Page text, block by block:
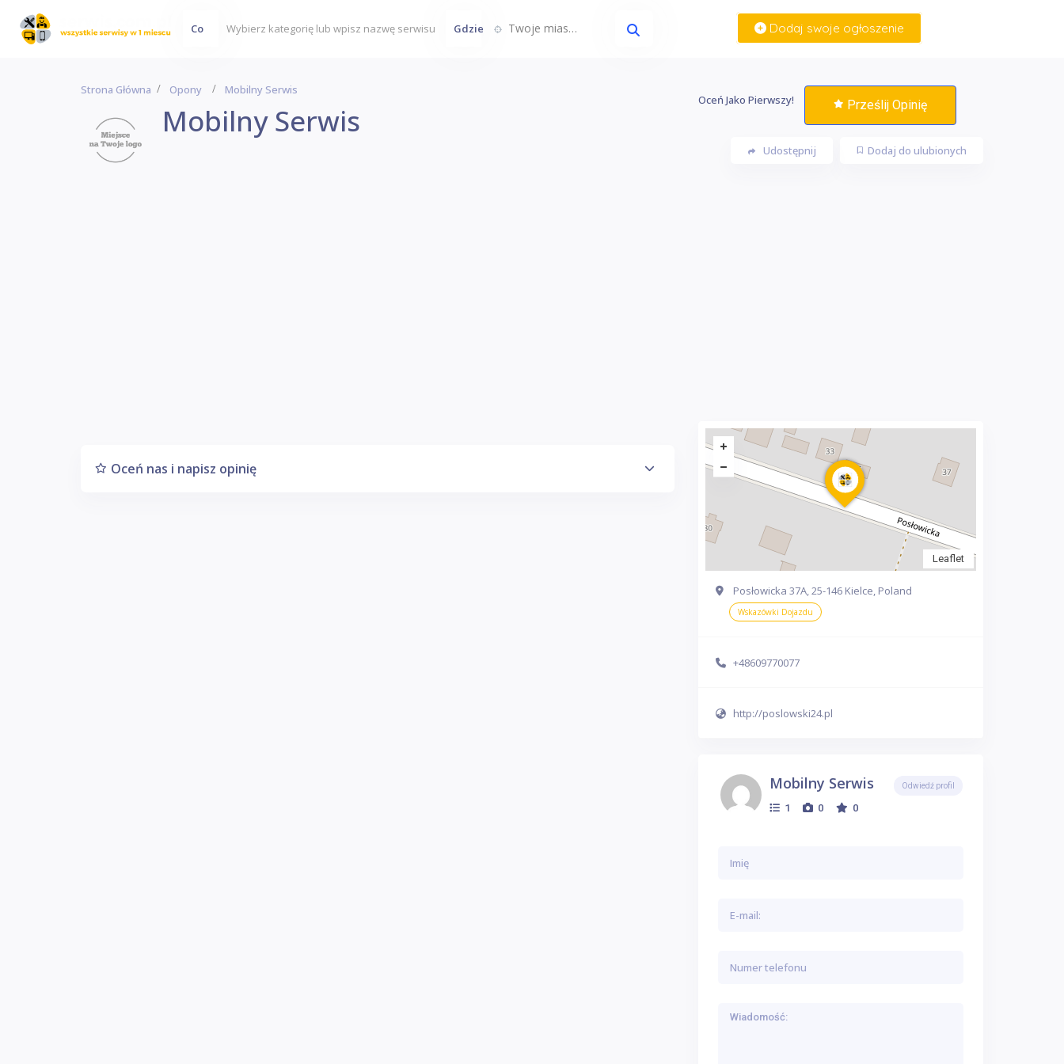
Co Gdzie Twoje miasto... Dodaj swoje ogłoszenie
Strona Główna Opony Mobilny Serwis
Mobilny Serwis
Oceń Jako Pierwszy! Prześlij Opinię
Dodaj do ulubionych
Udostępnij
Oceń nas i napisz opinię
Leaflet
Posłowicka 37A, 25-146 Kielce, Poland
Wskazówki Dojazdu
+48609770077
http://poslowski24.pl
Mobilny Serwis
1 0 0
Odwiedź profil